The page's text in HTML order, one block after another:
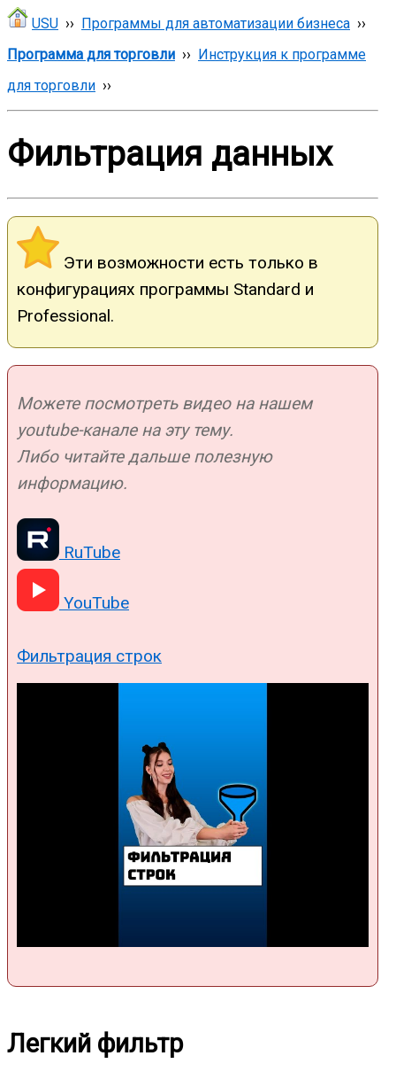
USU ›› Программы для автоматизации бизнеса ››
Программа для торговли ›› Инструкция к программе
для торговли ››
Фильтрация данных
Эти возможности есть только в
конфигурациях программы Standard и
Professional.
Можете посмотреть видео на нашем
youtube-канале на эту тему.
Либо читайте дальше полезную
информацию.
RuTube
YouTube
Фильтрация строк
Легкий фильтр